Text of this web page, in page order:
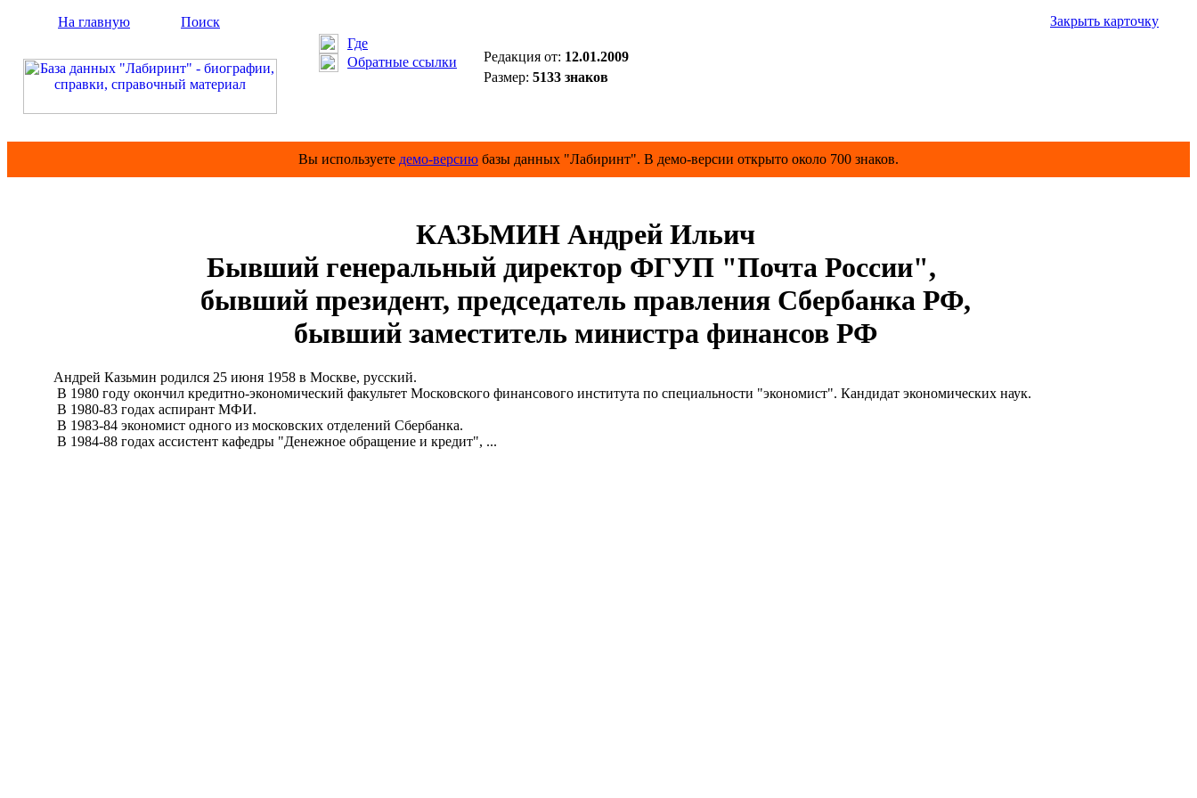
На главную
Поиск
Где
Обратные ссылки
Закрыть карточку
Редакция от: 12.01.2009
Размер: 5133 знаков
Вы используете демо-версию базы данных "Лабиринт". В демо-версии открыто около 700 знаков.
КАЗЬМИН Андрей Ильич
Бывший генеральный директор ФГУП "Почта России",
бывший президент, председатель правления Сбербанка РФ,
бывший заместитель министра финансов РФ
Андрей Казьмин родился 25 июня 1958 в Москве, русский.
В 1980 году окончил кредитно-экономический факультет Московского финансового института по специальности "экономист". Кандидат экономических наук.
В 1980-83 годах аспирант МФИ.
В 1983-84 экономист одного из московских отделений Сбербанка.
В 1984-88 годах ассистент кафедры "Денежное обращение и кредит", ...